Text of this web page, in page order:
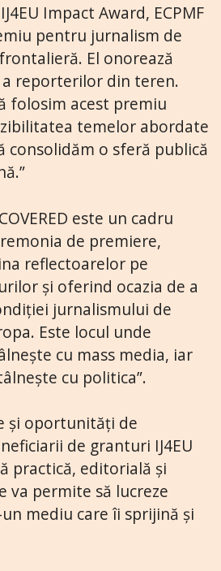
Impact Award, ECPMF
pentru jurnalism de
El onorează
reporterilor din teren.
folosim acest premiu
temelor abordate
consolidăm o sferă publică
este un cadru
de premiere,
reflectoarelor pe
și oferind ocazia de a
jurnalismului de
Este locul unde
cu mass media, iar
cu politica”.
și oportunități de
de granturi IJ4EU
practică, editorială și
va permite să lucreze
mediu care îi sprijină și